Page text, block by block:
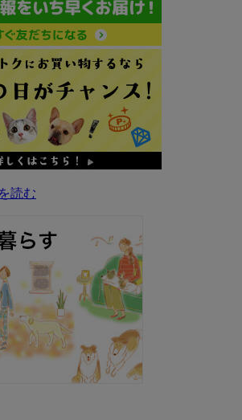
読む